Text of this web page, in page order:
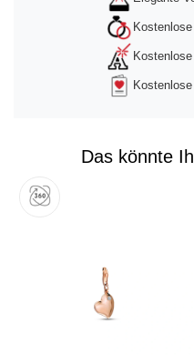
Das könnte